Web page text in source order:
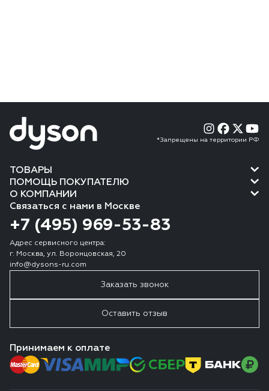
*Запрещены на территории РФ
ТОВАРЫ
ПОМОЩЬ ПОКУПАТЕЛЮ
О КОМПАНИИ
Связаться с нами в Москве
+7 (495) 969-53-83
Адрес сервисного центра:
г. Москва, ул. Воронцовская, 20
info@dysons-ru.com
Заказать звонок
Оставить отзыв
Принимаем к оплате